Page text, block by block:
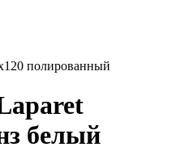
полированный
белый